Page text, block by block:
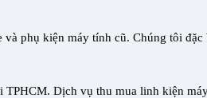
phụ kiện máy tính cũ. Chúng tôi đặc
TPHCM. Dịch vụ thu mua linh kiện